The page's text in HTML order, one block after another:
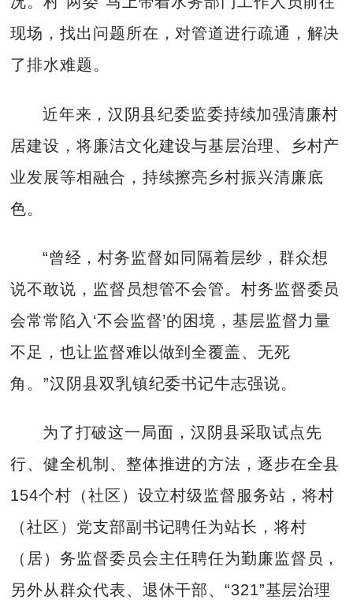
现场，找出问题所在，对管道进行疏通，解决
了排水难题。
近年来，汉阴县纪委监委持续加强清廉村
居建设，将廉洁文化建设与基层治理、乡村产
业发展等相融合，持续擦亮乡村振兴清廉底
色。
“曾经，村务监督如同隔着层纱，群众想
说不敢说，监督员想管不会管。村务监督委员
会常常陷入‘不会监督’的困境，基层监督力量
不足，也让监督难以做到全覆盖、无死
角。”汉阴县双乳镇纪委书记牛志强说。
为了打破这一局面，汉阴县采取试点先
行、健全机制、整体推进的方法，逐步在全县
154个村（社区）设立村级监督服务站，将村
（社区）党支部副书记聘任为站长，将村
（居）务监督委员会主任聘任为勤廉监督员，
另外从群众代表、退休干部、“321”基层治理